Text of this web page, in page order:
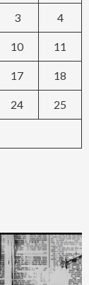
3 4
10 11
17 18
24 25